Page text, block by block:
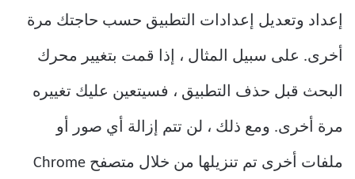
إعداد وتعديل إعدادات التطبيق حسب حاجتك مرة
أخرى. على سبيل المثال ، إذا قمت بتغيير محرك
البحث قبل حذف التطبيق ، فسيتعين عليك تغييره
مرة أخرى. ومع ذلك ، لن تتم إزالة أي صور أو
ملفات أخرى تم تنزيلها من خلال متصفح Chrome